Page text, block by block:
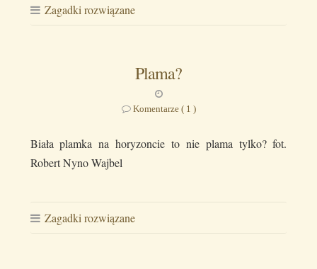
Zagadki rozwiązane
Plama?
Komentarze ( 1 )
Biała plamka na horyzoncie to nie plama tylko? fot.
Robert Nyno Wajbel
Zagadki rozwiązane